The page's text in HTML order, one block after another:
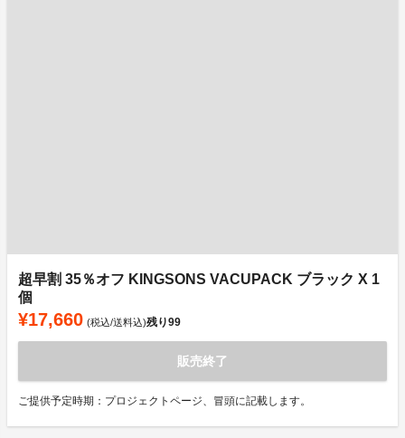
超早割 35％オフ KINGSONS VACUPACK ブラック X 1
個
¥17,660 (税込/送料込)残り99
販売終了
ご提供予定時期：プロジェクトページ、冒頭に記載します。